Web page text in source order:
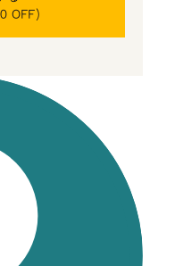
OFF)